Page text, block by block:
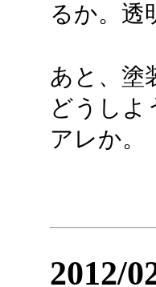
るか。透
あと、塗
どうしよ
アレか。
2012/